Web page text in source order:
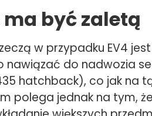
być zaletą
w przypadku EV4
nawiązać do nadwozia
hatchback), co jak na
polega jednak na tym,